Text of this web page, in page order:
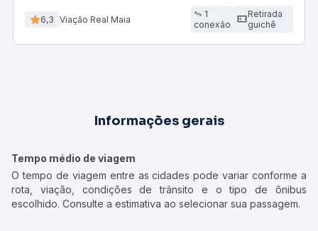
6,3 Viação Real Maia
1
conexão
Retirada
guichê
Informações gerais
Tempo médio de viagem
O tempo de viagem entre as cidades pode variar conforme a
rota, viação, condições de trânsito e o tipo de ônibus
escolhido. Consulte a estimativa ao selecionar sua passagem.